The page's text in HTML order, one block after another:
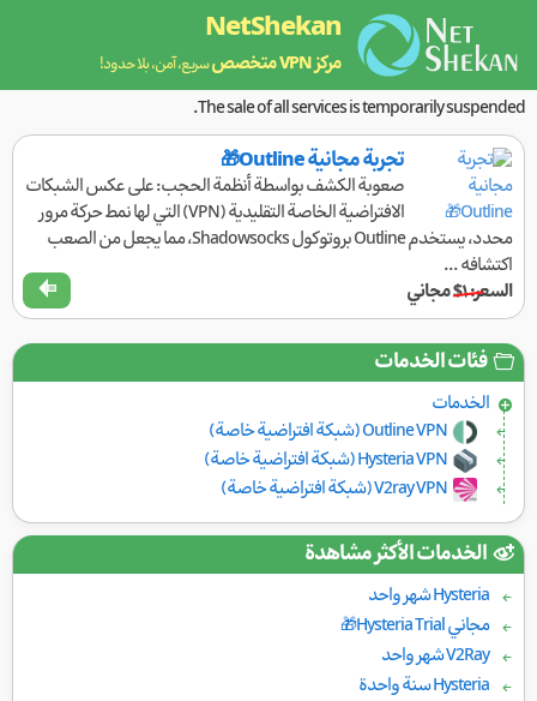
NetShekan
مركز VPN متخصص سريع، آمن، بلا حدود!
The sale of all services is temporarily suspended.
تجربة مجانية Outline🎁
صعوبة الكشف بواسطة أنظمة الحجب: على عكس الشبكات
الافتراضية الخاصة التقليدية (VPN) التي لها نمط حركة مرور
محدد، يستخدم Outline بروتوكول Shadowsocks، مما يجعل من الصعب
اكتشافه ...
السعر:$۱مجاني
فئات الخدمات
الخدمات
Outline VPN (شبكة افتراضية خاصة)
Hysteria VPN (شبكة افتراضية خاصة)
V2ray VPN (شبكة افتراضية خاصة)
الخدمات الأكثر مشاهدة
Hysteria شهر واحد
مجاني Hysteria Trial🎁
V2Ray شهر واحد
Hysteria سنة واحدة